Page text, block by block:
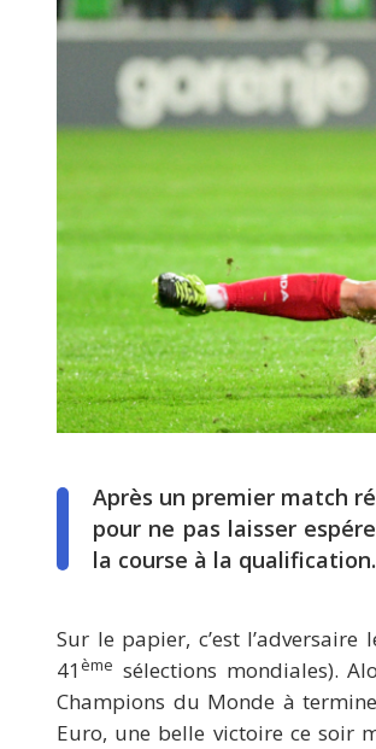
Après un premier match
pour ne pas laisser
la course à la qualification.
Sur le papier, c’est
41 ème sélections mondiales).
Champions du Monde à
Euro, une belle victoire ce soir